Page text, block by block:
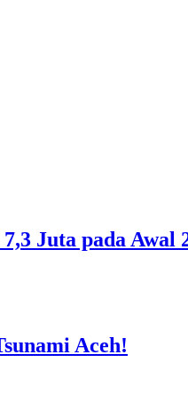
Juta pada Awal
Aceh!